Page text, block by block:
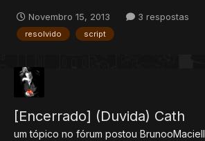
Novembro 15, 2013 3 respostas
resolvido script
[Encerrado] (Duvida) Cath
um tópico no fórum postou BrunooMaciell